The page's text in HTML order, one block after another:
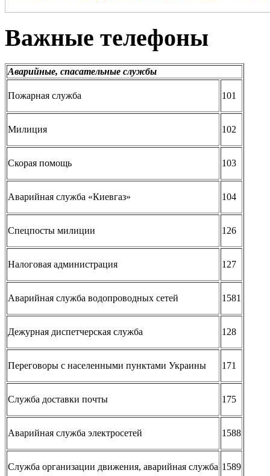
Важные телефоны
Аварийные, спасательные службы
Пожарная служба 101
Милиция 102
Скорая помощь 103
Аварийная служба «Киевгаз» 104
Спецпосты милиции 126
Налоговая администрация 127
Аварийная служба водопроводных сетей 1581
Дежурная диспетчерская служба 128
Переговоры с населенными пунктами Украины 171
Служба доставки почты 175
Аварийная служба электросетей 1588
Служба организации движения, аварийная служба 1589